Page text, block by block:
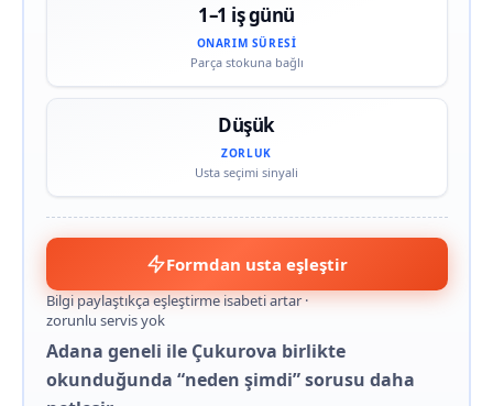
1–1 iş günü
ONARIM SÜRESI
Parça stokuna bağlı
Düşük
ZORLUK
Usta seçimi sinyali
Formdan usta eşleştir
Bilgi paylaştıkça eşleştirme isabeti artar ·
zorunlu servis yok
Adana geneli ile Çukurova birlikte
okunduğunda “neden şimdi” sorusu daha